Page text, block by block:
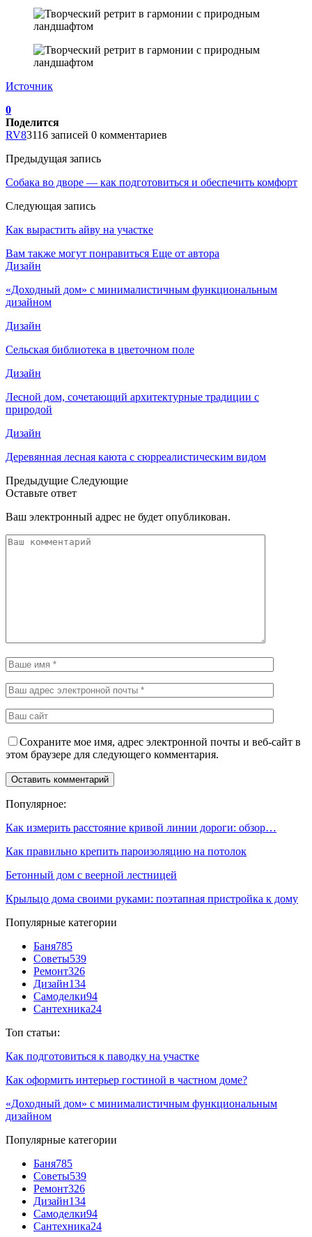
Источник
0
Поделится
RV83116 записей 0 комментариев
Предыдущая запись
Собака во дворе — как подготовиться и обеспечить комфорт
Следующая запись
Как вырастить айву на участке
Вам также могут понравиться Еще от автора
Дизайн
«Доходный дом» с минималистичным функциональным
дизайном
Дизайн
Сельская библиотека в цветочном поле
Дизайн
Лесной дом, сочетающий архитектурные традиции с
природой
Дизайн
Деревянная лесная каюта с сюрреалистическим видом
Предыдущие Следующие
Оставьте ответ
Ваш электронный адрес не будет опубликован.
Сохраните мое имя, адрес электронной почты и веб-сайт в
этом браузере для следующего комментария.
Популярное:
Как измерить расстояние кривой линии дороги: обзор…
Как правильно крепить пароизоляцию на потолок
Бетонный дом с веерной лестницей
Крыльцо дома своими руками: поэтапная пристройка к дому
Популярные категории
Баня785
Советы539
Ремонт326
Дизайн134
Самоделки94
Сантехника24
Топ статьи:
Как подготовиться к паводку на участке
Как оформить интерьер гостиной в частном доме?
«Доходный дом» с минималистичным функциональным
дизайном
Популярные категории
Баня785
Советы539
Ремонт326
Дизайн134
Самоделки94
Сантехника24